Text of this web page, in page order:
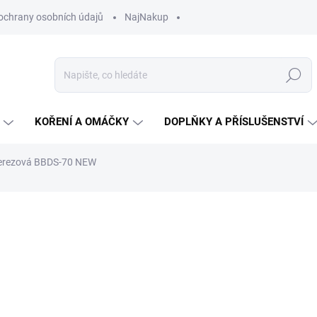
osobních údajů NajNakup
Hledat
KOŘENÍ A OMÁČKY DOPLŇKY A PŘÍSLUŠENSTVÍ
BBDS-70 NEW